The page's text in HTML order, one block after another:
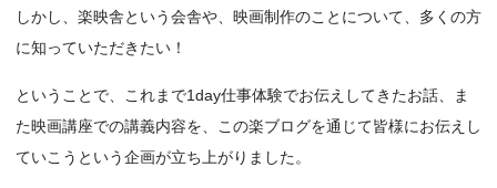
しかし、楽映舎という会舎や、映画制作のことについて、多くの方
に知っていただきたい！
ということで、これまで1day仕事体験でお伝えしてきたお話、ま
た映画講座での講義内容を、この楽ブログを通じて皆様にお伝えし
ていこうという企画が立ち上がりました。